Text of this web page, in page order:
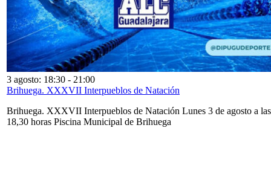
3 agosto: 18:30 - 21:00
Brihuega. XXXVII Interpueblos de Natación
Brihuega. XXXVII Interpueblos de Natación Lunes 3 de agosto a las
18,30 horas Piscina Municipal de Brihuega